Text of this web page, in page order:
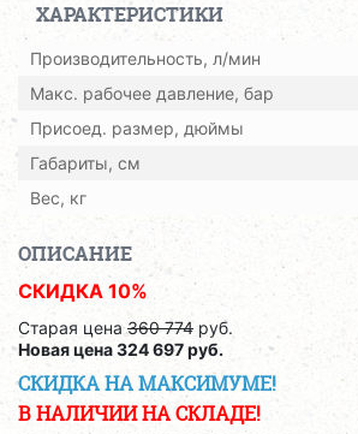
ХАРАКТЕРИСТИКИ
Производительность, л/мин
Макс. рабочее давление, бар
Присоед. размер, дюймы
Габариты, см
Вес, кг
ОПИСАНИЕ
СКИДКА 10%
Старая цена360 774 руб.
Новая цена324 697руб.
СКИДКА НА МАКСИМУМЕ!
В НАЛИЧИИ НА СКЛАДЕ!